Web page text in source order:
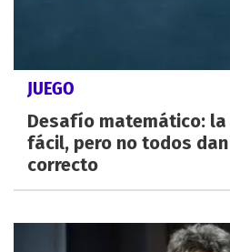
JUEGO
Desafío matemático: la
fácil, pero no todos
correcto